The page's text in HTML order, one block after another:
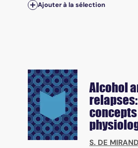
Ajouter à la sélection
Alcohol
S. DE